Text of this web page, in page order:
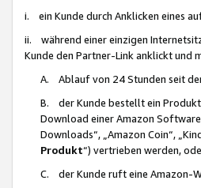
i. ein Kunde durch Anklicken eines
ii. während einer einzigen
Kunde den Partner-Link anklickt und
A. Ablauf von 24 Stunden seit
B. der Kunde bestellt ein
Download einer Amazon Software
Downloads“, „Amazon Coin“,
Produkt“) vertrieben werden,
C. der Kunde ruft eine Amazon-